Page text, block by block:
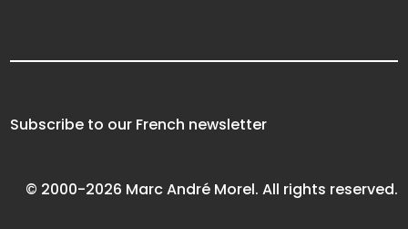
Subscribe to our French newsletter
© 2000-2026 Marc André Morel. All rights reserved.